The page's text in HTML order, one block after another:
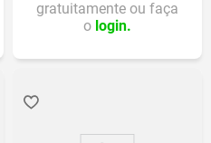
gratuitamente ou faça
o login.